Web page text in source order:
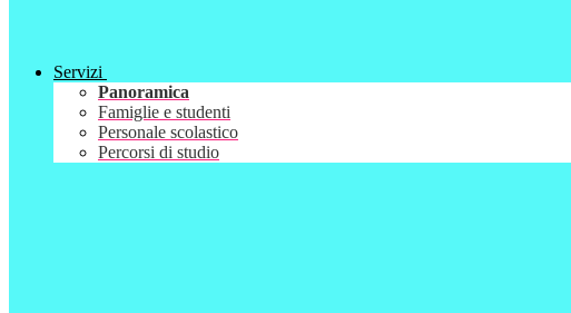
Servizi
Panoramica
Famiglie e studenti
Personale scolastico
Percorsi di studio